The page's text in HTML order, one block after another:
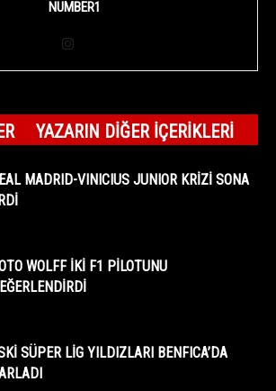
NUMBER1
YAZARIN DIĞER İÇERIKLERI
MADRID-VINICIUS JUNIOR KRİZİ SONA
WOLFF İKİ F1 PİLOTUNU
SÜPER LİG YILDIZLARI BENFICA’DA